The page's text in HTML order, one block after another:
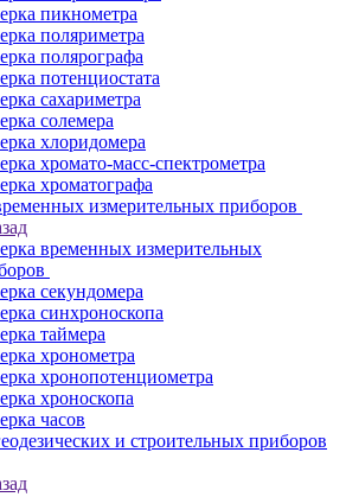
пикнометра
поляриметра
полярографа
потенциостата
сахариметра
солемера
хлоридомера
хромато-масс-спектрометра
хроматографа
измерительных приборов
временных измерительных
секундомера
синхроноскопа
таймера
хронометра
хронопотенциометра
хроноскопа
часов
и строительных приборов